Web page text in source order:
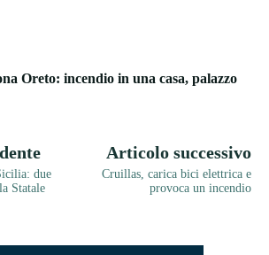
Oreto: incendio in una casa, palazzo
due
Statale
Articolo successivo
Cruillas, carica bici elettrica e
provoca un incendio